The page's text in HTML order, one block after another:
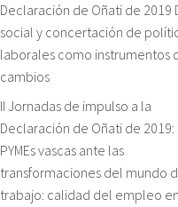
Declaración de Oñati de 2019
social y concertación de
laborales como instrumentos
cambios
II Jornadas de impulso a la
Declaración de Oñati de 2019:
PYMEs vascas ante las
transformaciones del mundo
trabajo: calidad del empleo